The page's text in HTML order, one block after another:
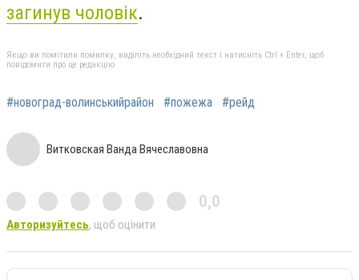
загинув чоловік.
Якщо ви помітили помилку, виділіть необхідний текст і натисніть Ctrl + Enter, щоб
повідомити про це редакцію
#новоград-волинськийрайон #пожежа #рейд
Витковская Ванда Вячеславовна
0,0
Авторизуйтесь, щоб оцінити